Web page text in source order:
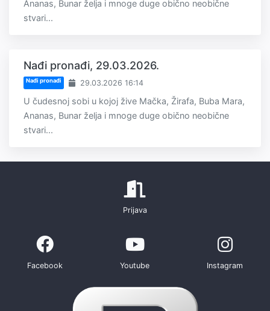
Ananas, Bunar želja i mnoge duge obično neobične
stvari...
Nađi pronađi, 29.03.2026.
Nađi pronađi 29.03.2026 16:14
U čudesnoj sobi u kojoj žive Mačka, Žirafa, Buba Mara,
Ananas, Bunar želja i mnoge duge obično neobične
stvari...
Prijava
Facebook Youtube Instagram